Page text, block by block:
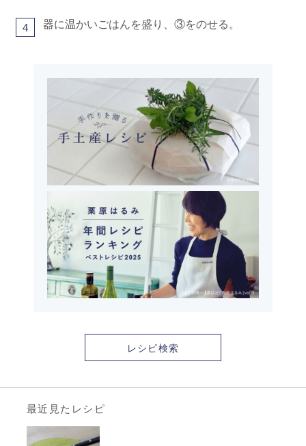
4 器に温かいごはんを盛り、③をのせる。
レシピ検索
最近見たレシピ